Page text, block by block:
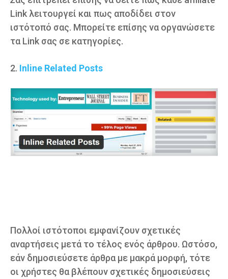
Link λειτουργεί και πως αποδίδει στον
ιστότοπό σας. Μπορείτε επίσης να οργανώσετε
τα Link σας σε κατηγορίες.
2. Inline Related Posts
Πολλοί ιστότοποι εμφανίζουν σχετικές
αναρτήσεις μετά το τέλος ενός άρθρου. Ωστόσο,
εάν δημοσιεύσετε άρθρα με μακρά μορφή, τότε
οι χρήστες θα βλέπουν σχετικές δημοσιεύσεις